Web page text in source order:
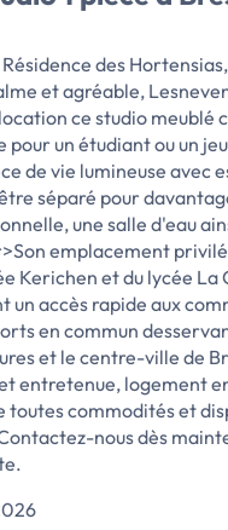
des
et agréable,
ce studio meublé
un étudiant ou un
de vie lumineuse avec
séparé pour
une salle d'eau
emplacement
Kerichen et du lycée La
un accès rapide aux
en commun
et le centre-ville de
entretenue, logement
toutes commodités et
nous dès